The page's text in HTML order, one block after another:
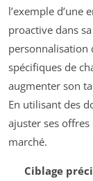
l’exemple d’une
proactive dans
personnalisation
spécifiques de
augmenter son
En utilisant des
ajuster ses
marché.
Ciblage